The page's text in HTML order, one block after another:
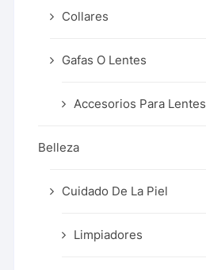
Collares
Gafas O Lentes
Accesorios Para Lentes
Belleza
Cuidado De La Piel
Limpiadores